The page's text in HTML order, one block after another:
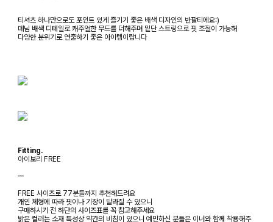
티셔츠 하나만으로도 포인트 있게 즐기기 좋은 배색 디자인의 반팔티에요:)
데님 배색 디테일로 캐주얼한 무드를 더해주며 밑단 스트링으로 핏 조절이 가능해
다양한 분위기로 연출하기 좋은 아이템이랍니다
Fitting.
아이보리 FREE
ㅡ
FREE 사이즈로 77분들까지 추천해드려요
개인 체형에 따라 핏이나 기장이 달라질 수 있으니
구매하시기 전 하단의 사이즈표를 꼭 참고해주세요
밝은 컬러는 소재 특성상 약간의 비침이 있으니 예민하신 분들은 이너와 함께 착용해주